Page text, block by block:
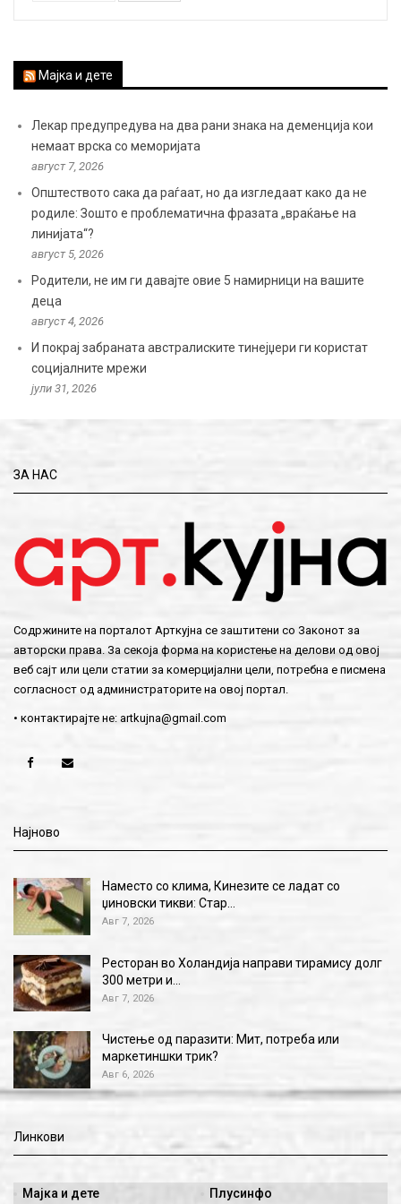
Мајка и дете
Лекар предупредува на два рани знака на деменција кои
немаат врска со меморијата
август 7, 2026
Општеството сака да раѓаат, но да изгледаат како да не
родиле: Зошто е проблематична фразата „враќање на
линијата“?
август 5, 2026
Родители, не им ги давајте овие 5 намирници на вашите
деца
август 4, 2026
И покрај забраната австралиските тинејџери ги користат
социјалните мрежи
јули 31, 2026
ЗА НАС
Содржините на порталот Арткујна се заштитени со Законот за
авторски права. За секоја форма на користење на делови од овој
веб сајт или цели статии за комерцијални цели, потребна е писмена
согласност од администраторите на овој портал.
• контактирајте не: artkujna@gmail.com
Најново
Наместо со клима, Кинезите се ладат со
џиновски тикви: Стар…
Авг 7, 2026
Ресторан во Холандија направи тирамису долг
300 метри и…
Авг 7, 2026
Чистење од паразити: Мит, потреба или
маркетиншки трик?
Авг 6, 2026
Линкови
Мајка и дете Плусинфо